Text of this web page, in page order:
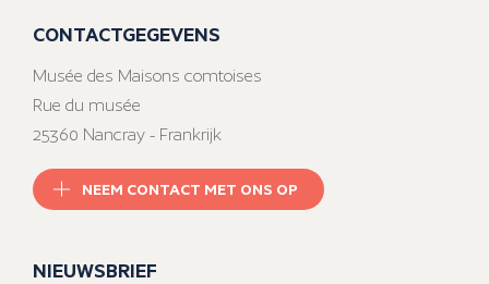
CONTACTGEGEVENS
Musée des Maisons comtoises
Rue du musée
25360 Nancray - Frankrijk
NEEM CONTACT MET ONS OP
NIEUWSBRIEF